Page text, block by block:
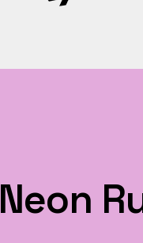
Neon